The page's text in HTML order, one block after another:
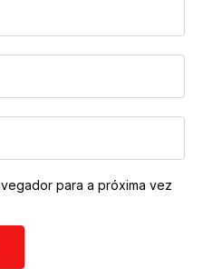
para a próxima vez